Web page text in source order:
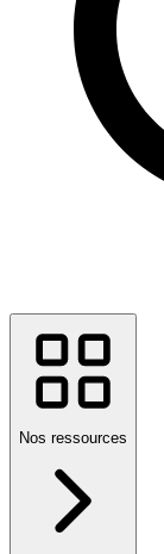
Nos ressources